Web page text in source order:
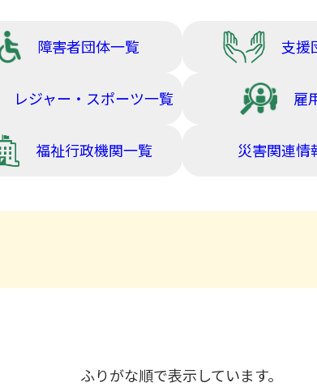
障害者団体一覧 支援
レジャー・スポーツ一覧 雇
福祉行政機関一覧 災害関連情
ふりがな順で表示しています。